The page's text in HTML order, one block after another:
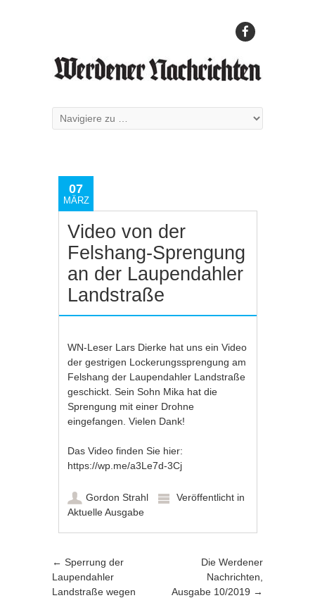
07
MÄRZ
Video von der
Felshang-Sprengung
an der Laupendahler
Landstraße
WN-Leser Lars Dierke hat uns ein Video
der gestrigen Lockerungssprengung am
Felshang der Laupendahler Landstraße
geschickt. Sein Sohn Mika hat die
Sprengung mit einer Drohne
eingefangen. Vielen Dank!
Das Video finden Sie hier:
https://wp.me/a3Le7d-3Cj
Gordon Strahl
Veröffentlicht in
Aktuelle Ausgabe
Artikel-Navigation
← Sperrung der
Laupendahler
Landstraße wegen
Die Werdener
Nachrichten,
Ausgabe 10/2019 →